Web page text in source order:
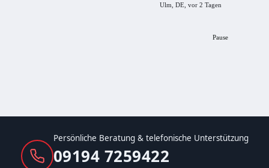
Ulm, DE, vor 2 Tagen
Pause
Persönliche Beratung & telefonische Unterstützung
09194 7259422